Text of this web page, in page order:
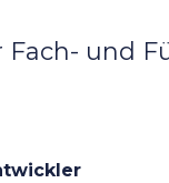
Fach- und